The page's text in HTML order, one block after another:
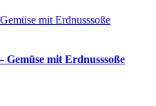
mit Erdnusssoße
Gemüse mit Erdnusssoße